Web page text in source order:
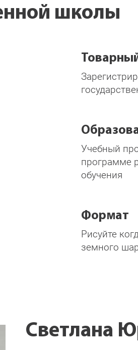
школы
Учебный
программе
обучения
Формат
Рисуйте
земного
Светлана